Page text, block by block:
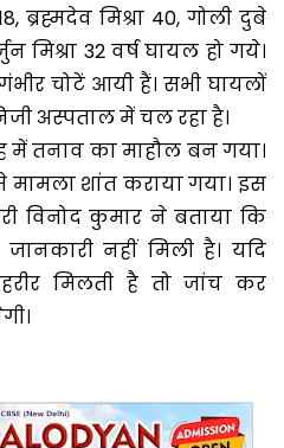
ब्रह्मदेव मिश्रा 40, गोली दुबे
मिश्रा 32 वर्ष घायल हो गये।
चोटें आयी हैं। सभी घायलों
अस्पताल में चल रहा है।
में तनाव का माहौल बन गया।
मामला शांत कराया गया। इस
विनोद कुमार ने बताया कि
नहीं मिली है। यदि
मिलती है तो जांच कर